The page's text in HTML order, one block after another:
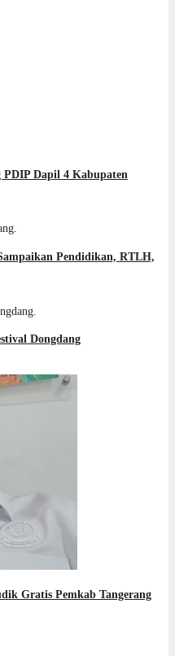
PDIP Dapil 4 Kabupaten
Pendidikan, RTLH,
Dongdang
Gratis Pemkab Tangerang